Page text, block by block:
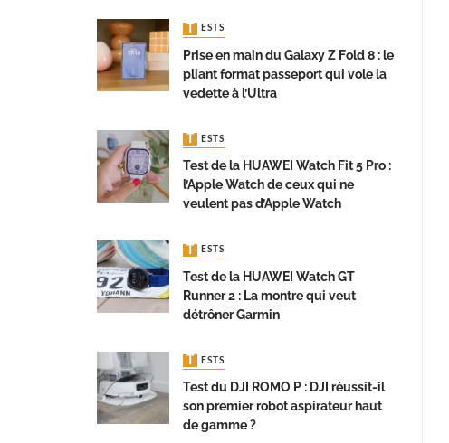
TESTS
Prise en main du Galaxy Z Fold 8 : le
pliant format passeport qui vole la
vedette à l’Ultra
TESTS
Test de la HUAWEI Watch Fit 5 Pro :
l’Apple Watch de ceux qui ne
veulent pas d’Apple Watch
TESTS
Test de la HUAWEI Watch GT
Runner 2 : La montre qui veut
détrôner Garmin
TESTS
Test du DJI ROMO P : DJI réussit-il
son premier robot aspirateur haut
de gamme ?